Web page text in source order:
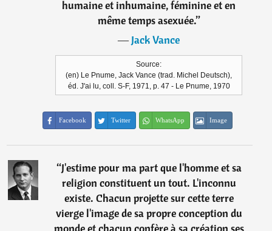
humaine et inhumaine, féminine et en
même temps asexuée.”
―Jack Vance
Source:
(en) Le Pnume, Jack Vance (trad. Michel Deutsch),
éd. J'ai lu, coll. S-F, 1971, p. 47 - Le Pnume, 1970
Facebook Twitter WhatsApp Image
“J'estime pour ma part que l'homme et sa
religion constituent un tout. L'inconnu
existe. Chacun projette sur cette terre
vierge l'image de sa propre conception du